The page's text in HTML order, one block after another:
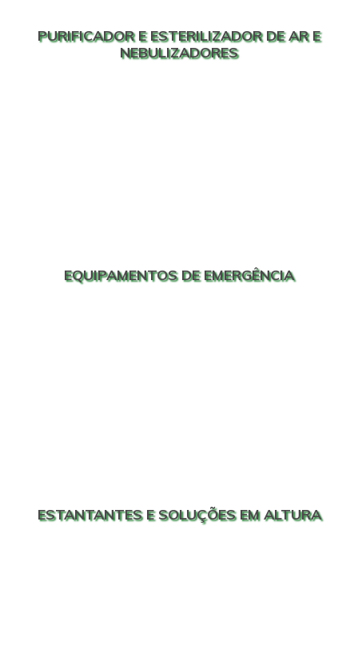
PURIFICADOR E ESTERILIZADOR DE AR E
NEBULIZADORES
EQUIPAMENTOS DE EMERGÊNCIA
ESTANTANTES E SOLUÇÕES EM ALTURA